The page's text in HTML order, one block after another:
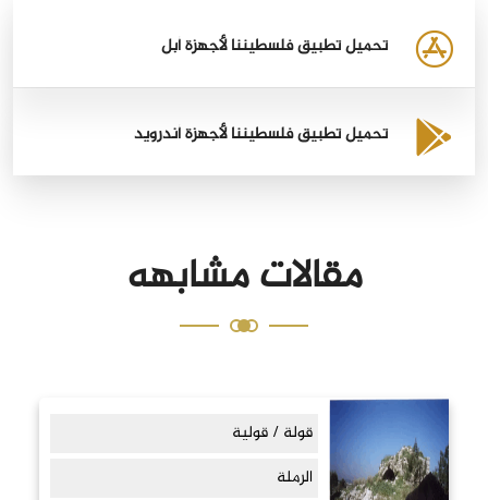
تحميل تطبيق فلسطيننا لأجهزة أبل
تحميل تطبيق فلسطيننا لأجهزة أندرويد
مقالات مشابهه
قولة / قولية
الرملة